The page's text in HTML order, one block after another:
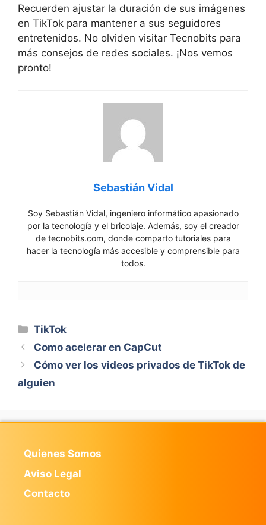
Recuerden ajustar la duración de ⁢sus imágenes
en TikTok para mantener‌ a sus seguidores
entretenidos.​ No olviden visitar Tecnobits para
⁣más consejos de ‍redes sociales. ¡Nos vemos⁢
pronto!
Sebastián Vidal
Soy Sebastián Vidal, ingeniero informático apasionado
por la tecnología y el bricolaje. Además, soy el creador
de tecnobits.com, donde comparto tutoriales para
hacer la tecnología más accesible y comprensible para
todos.
Categorías
TikTok
Como acelerar en CapCut
Cómo ver los videos privados de TikTok de
alguien
Quienes Somos
Aviso Legal
Contacto